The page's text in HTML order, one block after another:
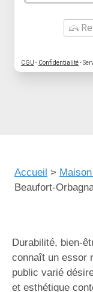
CGU - Confidentialité-
Accueil >
Beaufort-
Durabilité, bien-
connaît un essor
public varié
et esthétique